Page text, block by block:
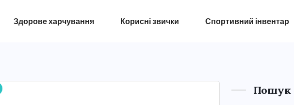
Здорове харчування Корисні звички Спортивний інвентар
Пошук